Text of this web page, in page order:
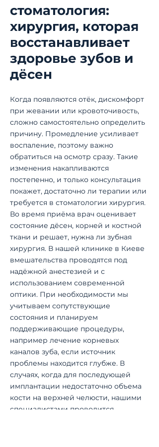
процедур проводим в один
день. Это помогает сократить
количество визитов и
быстрее перейти к
восстановлению улыбки.
стоматология:
хирургия, которая
восстанавливает
здоровье зубов и
дёсен
Когда появляются отёк, дискомфорт
при жевании или кровоточивость,
сложно самостоятельно определить
причину. Промедление усиливает
воспаление, поэтому важно
обратиться на осмотр сразу. Такие
изменения накапливаются
постепенно, и только консультация
покажет, достаточно ли терапии или
требуется в стоматологии хирургия.
Во время приёма врач оценивает
состояние дёсен, корней и костной
ткани и решает, нужна ли зубная
хирургия. В нашей клинике в Киеве
вмешательства проводятся под
надёжной анестезией и с
использованием современной
оптики. При необходимости мы
учитываем сопутствующие
состояния и планируем
поддерживающие процедуры,
например лечение корневых
каналов зуба, если источник
проблемы находится глубже. В
случаях, когда для последующей
имплантации недостаточно объема
кости на верхней челюсти, нашими
специалистами проводится